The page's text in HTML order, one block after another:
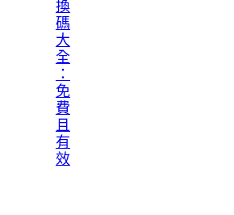
換
碼
大
全
：
免
費
且
有
效